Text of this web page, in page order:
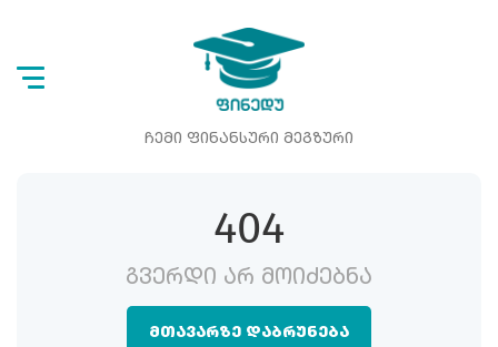
ᲩᲔᲛᲘ ᲤᲘᲜᲐᲜᲡᲣᲠᲘ ᲛᲔᲒᲖᲣᲠᲘ
404
ᲒᲕᲔᲠᲓᲘ ᲐᲠ ᲛᲝᲘᲫᲔᲑᲜᲐ
ᲛᲗᲐᲕᲐᲠᲖᲔ ᲓᲐᲑᲠᲣᲜᲔᲑᲐ